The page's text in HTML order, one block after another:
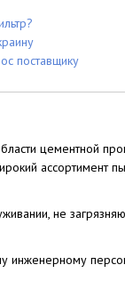
поставщику
цементной
ассортимент
не
инженерному